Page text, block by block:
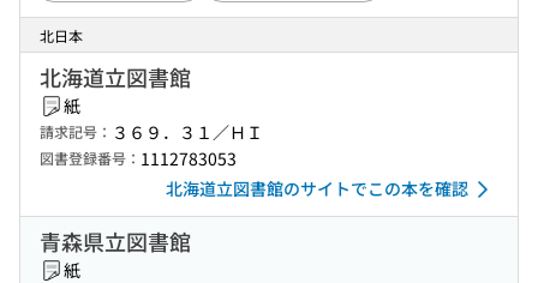
北日本
北海道立図書館
紙
請求記号： ３６９．３１／ＨＩ
図書登録番号： 1112783053
北海道立図書館のサイトでこの本を確認
青森県立図書館
紙